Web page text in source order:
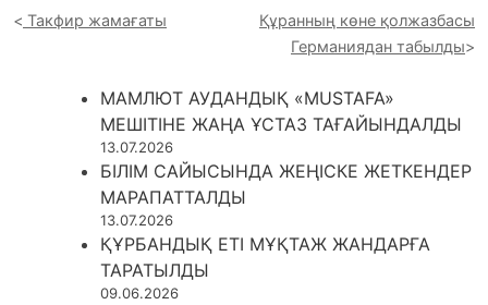
Такфир жамағаты
Құранның көне қолжазбасы
Германиядан табылды
МАМЛЮТ АУДАНДЫҚ «MUSTAFA»
МЕШІТІНЕ ЖАҢА ҰСТАЗ ТАҒАЙЫНДАЛДЫ
13.07.2026
БІЛІМ САЙЫСЫНДА ЖЕҢІСКЕ ЖЕТКЕНДЕР
МАРАПАТТАЛДЫ
13.07.2026
ҚҰРБАНДЫҚ ЕТІ МҰҚТАЖ ЖАНДАРҒА
ТАРАТЫЛДЫ
09.06.2026